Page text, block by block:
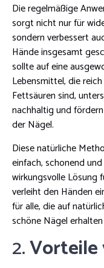
Die regelmäßige
sorgt nicht nur für
sondern verbessert
Hände insgesamt
sollte auf eine
Lebensmittel, die
Fettsäuren sind,
nachhaltig und
der Nägel.
Diese natürliche
einfach, schonend
wirkungsvolle Lösung
verleiht den Händen
für alle, die auf
schöne Nägel
2.Vorteile